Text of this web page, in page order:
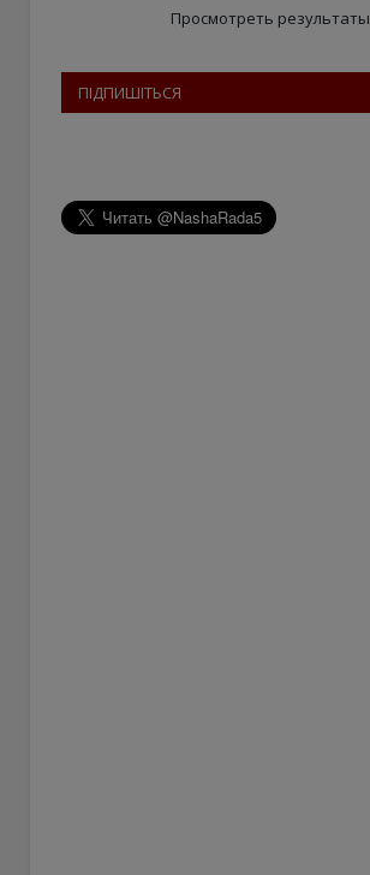
Просмотреть результаты
ПІДПИШІТЬСЯ